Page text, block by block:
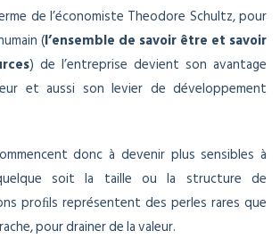
de l’économiste Theodore Schultz, pour
(l’ensemble de savoir être et savoir
) de l’entreprise devient son avantage
et aussi son levier de développement
donc à devenir plus sensibles à
soit la taille ou la structure de
proﬁls représentent des perles rares que
pour drainer de la valeur.